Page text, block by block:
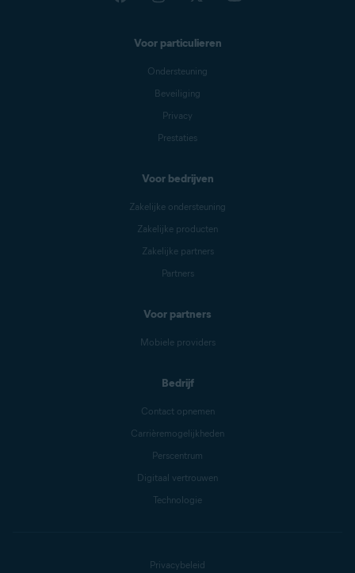
Voor particulieren
Ondersteuning
Beveiliging
Privacy
Prestaties
Voor bedrijven
Zakelijke ondersteuning
Zakelijke producten
Zakelijke partners
Partners
Voor partners
Mobiele providers
Bedrijf
Contact opnemen
Carrièremogelijkheden
Perscentrum
Digitaal vertrouwen
Technologie
Privacybeleid